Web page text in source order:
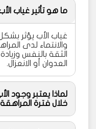
ما هو تأثير غياب
غياب الأب يؤثر
والانتماء لدى
الثقة بالنفس
العدوان أو الانعزال.
لماذا يعتبر وجود
خلال فترة